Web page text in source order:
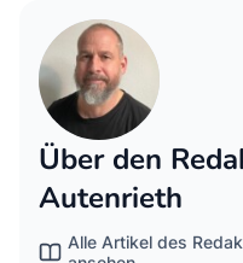
Über den
Autenrieth
Alle Artikel des